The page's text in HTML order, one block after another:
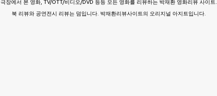
극장에서 본 영화, TV/OTT/비디오/DVD 등등 모든 영화를 리뷰하는 박재환 영화리뷰 사이트.
북 리뷰와 공연전시 리뷰는 덤입니다. 박재환리뷰사이트의 오리지널 아지트입니다.